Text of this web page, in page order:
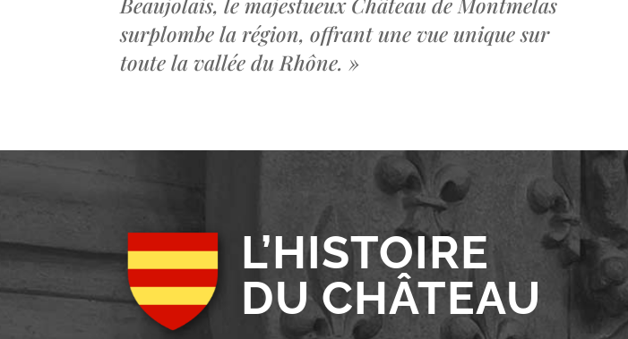
surplombe la région, offrant une vue unique sur
toute la vallée du Rhône. »
L’HISTOIRE
DU CHÂTEAU